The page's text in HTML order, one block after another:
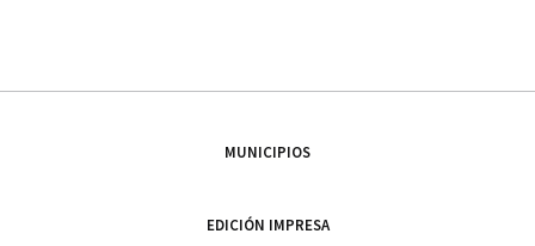
MUNICIPIOS
EDICIÓN IMPRESA